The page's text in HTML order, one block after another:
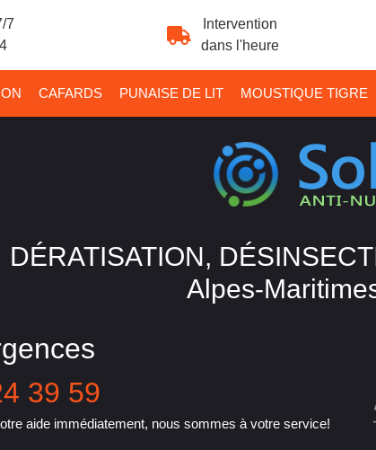
7
Intervention
dans l'heure
CAFARDS PUNAISE DE LIT MOUSTIQUE TIGRE
DÉRATISATION,
Alpes-
39 59
aide immédiatement, nous sommes à votre service!